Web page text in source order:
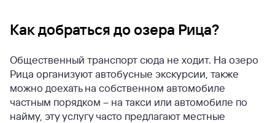
Как добраться до озера Рица?
Общественный транспорт сюда не ходит. На озеро
Рица организуют автобусные экскурсии, также
можно доехать на собственном автомобиле
частным порядком – на такси или автомобиле по
найму, эту услугу часто предлагают местные